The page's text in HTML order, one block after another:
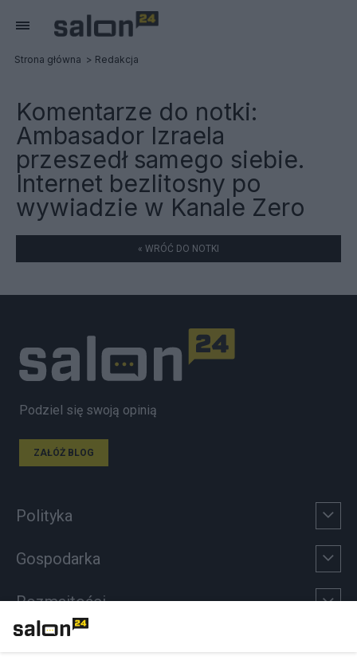
Strona główna Redakcja
Komentarze do notki:
Ambasador Izraela
przeszedł samego siebie.
Internet bezlitosny po
wywiadzie w Kanale Zero
« WRÓĆ DO NOTKI
Podziel się swoją opinią
ZAŁÓŻ BLOG
Polityka
Gospodarka
Rozmaitości